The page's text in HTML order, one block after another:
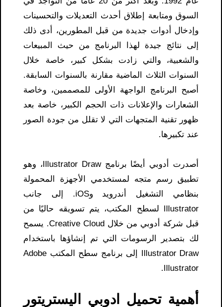
السوق ومتابعة إطلاق أحدث التعديلات والتحسينات
وإدخال أدوات جديدة من قبل المطورين، أدى ذلك
إلى نتائج جيدة لهذا البرنامج من حيث المبيعات
والشعبية، والتي زادت بشكل كبير، خاصة خلال
السنوات الثلاث الماضية مقارنة بالسنوات السابقة.
أصبح البرنامج الواجهة الأولى للمصممين، وخاصة
الشعارات والإعلانات ذات الحجم الكبير، خاصة بعد
ظهور تقنية المتجهات التي لا تقلل من جودة الصور
عند تكبيرها.
أصدرت أدوبي أيضًا برنامج Illustrator Draw، وهو
تطبيق رسم متجه لمستخدمي الأجهزة المحمولة
بنظامي التشغيل أندرويد وiOS. إلى جانب
Illustrator لسطح المكتب، يتم تسويقه حاليًا من
قبل شركة أدوبي من خلال Creative Cloud. يسمح
لك بتصدير الرسومات التي تم إنشاؤها باستخدام
Illustrator Draw إلى برنامج سطح المكتب Adobe
Illustrator.
أهمية تحميل ادوبي اليستريتور